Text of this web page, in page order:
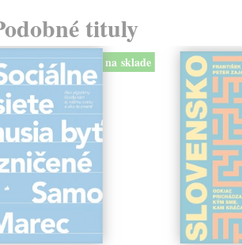
tituly
na sklade